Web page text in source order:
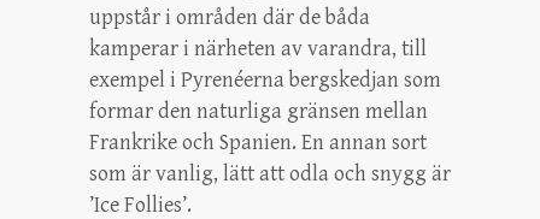
uppstår i områden där de båda
kamperar i närheten av varandra, till
exempel i Pyrenéerna bergskedjan som
formar den naturliga gränsen mellan
Frankrike och Spanien. En annan sort
som är vanlig, lätt att odla och snygg är
’Ice Follies’.